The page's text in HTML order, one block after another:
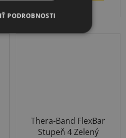
Thera-Band FlexBar
Stupeň 4 Zelený
PODROBNOSTI